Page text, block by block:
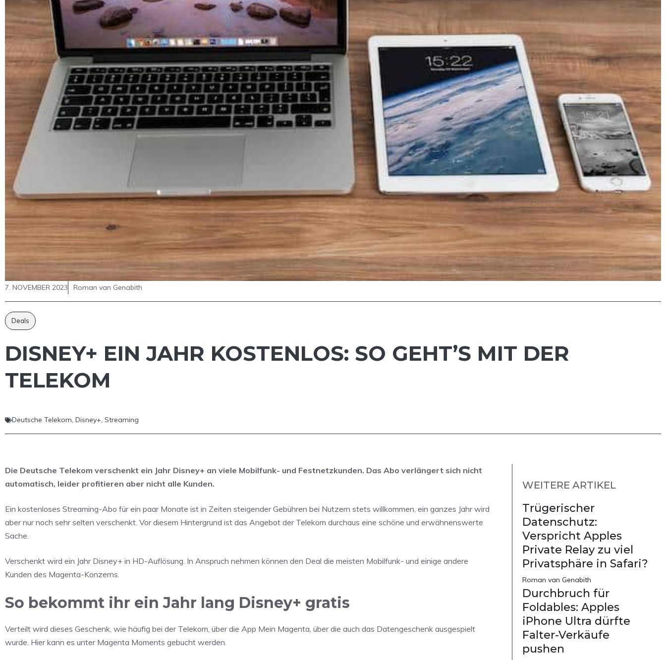
7. NOVEMBER 2023 Roman van Genabith
Deals
DISNEY+ EIN JAHR KOSTENLOS: SO GEHT’S MIT DER
TELEKOM
Deutsche Telekom, Disney+, Streaming
Die Deutsche Telekom verschenkt ein Jahr Disney+ an viele Mobilfunk- und Festnetzkunden. Das Abo verlängert sich nicht
automatisch, leider profitieren aber nicht alle Kunden.
Ein kostenloses Streaming-Abo für ein paar Monate ist in Zeiten steigender Gebühren bei Nutzern stets willkommen, ein ganzes Jahr wird
aber nur noch sehr selten verschenkt. Vor diesem Hintergrund ist das Angebot der Telekom durchaus eine schöne und erwähnenswerte
Sache.
Verschenkt wird ein Jahr Disney+ in HD-Auflösung. In Anspruch nehmen können den Deal die meisten Mobilfunk- und einige andere
Kunden des Magenta-Konzerns.
So bekommt ihr ein Jahr lang Disney+ gratis
Verteilt wird dieses Geschenk, wie häufig bei der Telekom, über die App Mein Magenta, über die auch das Datengeschenk ausgespielt
wurde. Hier kann es unter Magenta Moments gebucht werden.
WEITERE ARTIKEL
Trügerischer
Datenschutz:
Verspricht Apples
Private Relay zu viel
Privatsphäre in Safari?
Roman van Genabith
Durchbruch für
Foldables: Apples
iPhone Ultra dürfte
Falter-Verkäufe
pushen